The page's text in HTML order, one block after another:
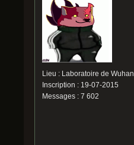
Lieu : Laboratoire de Wuhan
Inscription : 19-07-2015
Messages : 7 602